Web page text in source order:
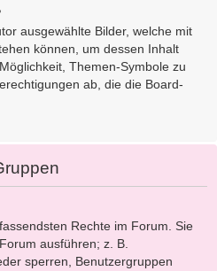
ausgewählte Bilder, welche mit
können, um dessen Inhalt
Themen-Symbole zu
ab, die die Board-
Rechte im Forum. Sie
ausführen; z. B.
sperren, Benutzergruppen